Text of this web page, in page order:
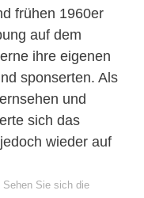
frühen 1960er
auf dem
ihre eigenen
sponserten. Als
und
sich das
wieder auf
Sehen Sie sich die